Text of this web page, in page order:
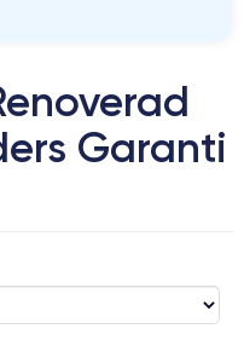
Garanti